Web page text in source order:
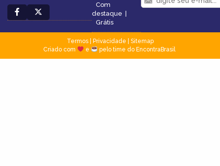
Com
destaque |
Grátis
Termos| Privacidade
Sitemap
Criado com
e pelo time do EncontraBrasil